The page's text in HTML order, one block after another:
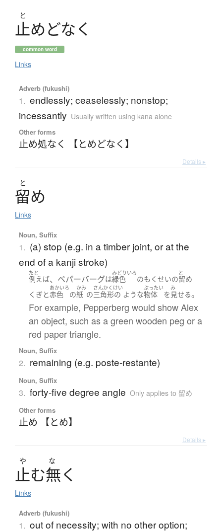
と
止めどなく
common word
Links
Adverb (fukushi)
1. endlessly; ceaselessly; nonstop;
incessantly Usually written using kana alone
Other forms
止め処なく 【とめどなく】
Details ▸
と
留め
Links
Noun, Suffix
1. (a) stop (e.g. in a timber joint, or at the
end of a kanji stroke)
たと
例えば、ペパーバーグは
みどりいろ
緑色 のもくせいの
と
留め
くぎ と
あかいろ
赤色 の
かみ
紙 の
さんかくけい
三角形の ような
ぶったい
物体 を
み
見せる。
For example, Pepperberg would show Alex
an object, such as a green wooden peg or a
red paper triangle.
Noun, Suffix
2. remaining (e.g. poste-restante)
Noun, Suffix
3. forty-five degree angle Only applies to 留め
Other forms
止め 【とめ】
Details ▸
や な
止む無く
Links
Adverb (fukushi)
1. out of necessity; with no other option;